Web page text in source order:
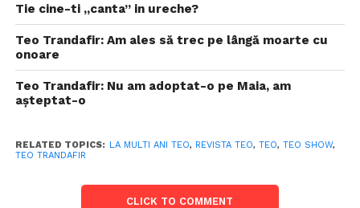
Tie cine-ti „canta” in ureche?
Teo Trandafir: Am ales să trec pe lângă moarte cu
onoare
Teo Trandafir: Nu am adoptat-o pe Maia, am
așteptat-o
RELATED TOPICS: LA MULTI ANI TEO, REVISTA TEO, TEO, TEO SHOW,
TEO TRANDAFIR
CLICK TO COMMENT